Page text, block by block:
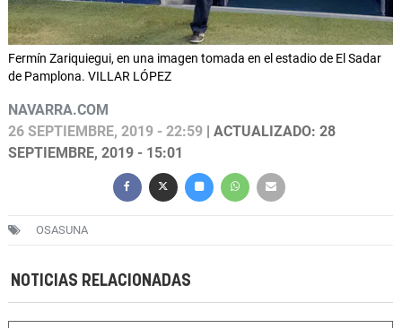
Fermín Zariquiegui, en una imagen tomada en el estadio de El Sadar
de Pamplona. VILLAR LÓPEZ
NAVARRA.COM
26 SEPTIEMBRE, 2019 - 22:59 | ACTUALIZADO: 28
SEPTIEMBRE, 2019 - 15:01
OSASUNA
NOTICIAS RELACIONADAS